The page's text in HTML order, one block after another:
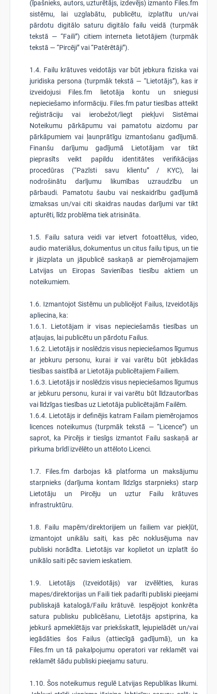
(īpašnieks, autors, uzturētājs, izdevējs) izmanto Files.fm
sistēmu, lai uzglabātu, publicētu, izplatītu un/vai
pārdotu digitālo saturu digitālo failu veidā (turpmāk
tekstā — “Faili”) citiem interneta lietotājiem (turpmāk
tekstā — “Pircēji” vai “Patērētāji”).
1.4. Failu krātuves veidotājs var būt jebkura fiziska vai
juridiska persona (turpmāk tekstā — “Lietotājs”), kas ir
izveidojusi Files.fm lietotāja kontu un sniegusi
nepieciešamo informāciju. Files.fm patur tiesības atteikt
reģistrāciju vai ierobežot/liegt piekļuvi Sistēmai
Noteikumu pārkāpumu vai pamatotu aizdomu par
pārkāpumiem vai ļaunprātīgu izmantošanu gadījumā.
Finanšu darījumu gadījumā Lietotājam var tikt
pieprasīts veikt papildu identitātes verifikācijas
procedūras (“Pazīsti savu klientu” / KYC), lai
nodrošinātu darījumu likumības uzraudzību un
pārbaudi. Pamatotu šaubu vai neskaidrību gadījumā
izmaksas un/vai citi skaidras naudas darījumi var tikt
apturēti, līdz problēma tiek atrisināta.
1.5. Failu satura veidi var ietvert fotoattēlus, video,
audio materiālus, dokumentus un citus failu tipus, un tie
ir jāizplata un jāpublicē saskaņā ar piemērojamajiem
Latvijas un Eiropas Savienības tiesību aktiem un
noteikumiem.
1.6. Izmantojot Sistēmu un publicējot Failus, Izveidotājs
apliecina, ka:
1.6.1. Lietotājam ir visas nepieciešamās tiesības un
atļaujas, lai publicētu un pārdotu Failus.
1.6.2. Lietotājs ir noslēdzis visus nepieciešamos līgumus
ar jebkuru personu, kurai ir vai varētu būt jebkādas
tiesības saistībā ar Lietotāja publicētajiem Failiem.
1.6.3. Lietotājs ir noslēdzis visus nepieciešamos līgumus
ar jebkuru personu, kurai ir vai varētu būt līdzautorības
vai līdzīgas tiesības uz Lietotāja publicētajām Failēm.
1.6.4. Lietotājs ir definējis katram Failam piemērojamos
licences noteikumus (turpmāk tekstā — “Licence”) un
saprot, ka Pircējs ir tiesīgs izmantot Failu saskaņā ar
pirkuma brīdī izvēlēto un attēloto Licenci.
1.7. Files.fm darbojas kā platforma un maksājumu
starpnieks (darījuma kontam līdzīgs starpnieks) starp
Lietotāju un Pircēju un uztur Failu krātuves
infrastruktūru.
1.8. Failu mapēm/direktorijiem un failiem var piekļūt,
izmantojot unikālu saiti, kas pēc noklusējuma nav
publiski norādīta. Lietotājs var koplietot un izplatīt šo
unikālo saiti pēc saviem ieskatiem.
1.9. Lietotājs (Izveidotājs) var izvēlēties, kuras
mapes/direktorijas un Faili tiek padarīti publiski pieejami
publiskajā katalogā/Failu krātuvē. Iespējojot konkrēta
satura publisku publicēšanu, Lietotājs apstiprina, ka
jebkurš apmeklētājs var priekšskatīt, lejupielādēt un/vai
iegādāties šos Failus (attiecīgā gadījumā), un ka
Files.fm un tā pakalpojumu operatori var reklamēt vai
reklamēt šādu publiski pieejamu saturu.
1.10. Šos noteikumus regulē Latvijas Republikas likumi.